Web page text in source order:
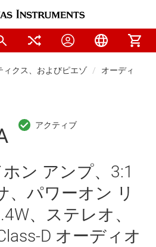
ィクス、およびピエゾ オーディオ ア
ン アンプ、3:1
、パワーオン リ
、ステレオ、
D オーディオ